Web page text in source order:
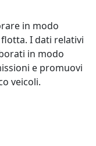
in modo
I dati relativi
in modo
e promuovi
veicoli.